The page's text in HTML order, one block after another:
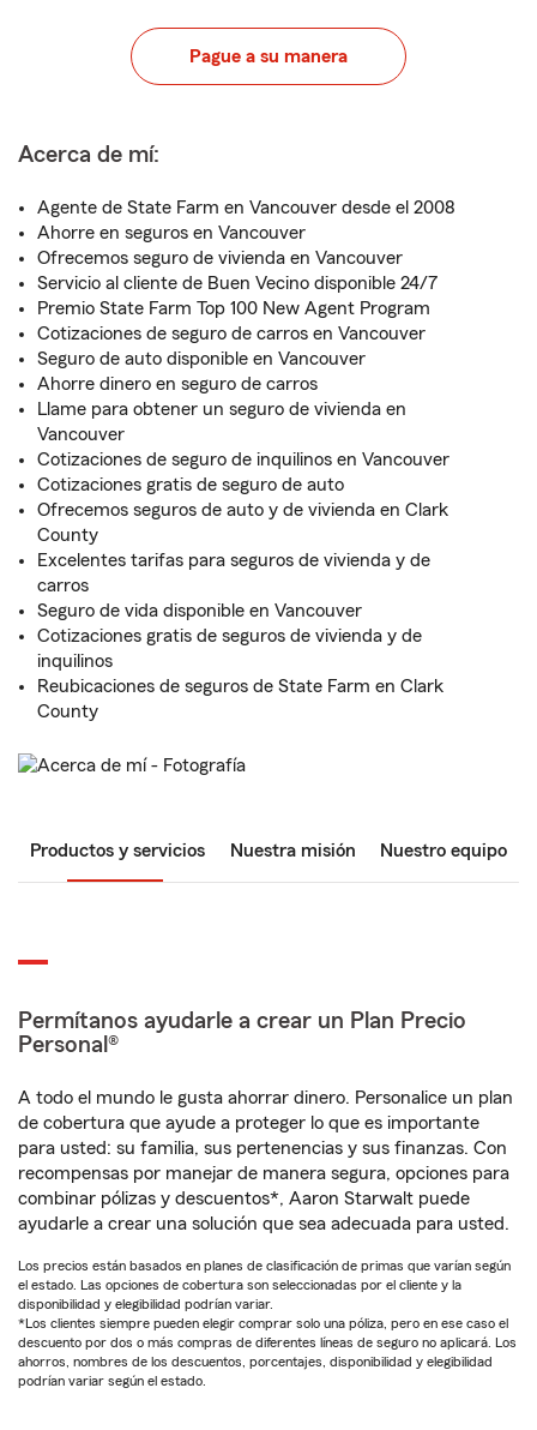
Pague a su manera
Acerca de mí:
Agente de State Farm en Vancouver desde el 2008
Ahorre en seguros en Vancouver
Ofrecemos seguro de vivienda en Vancouver
Servicio al cliente de Buen Vecino disponible 24/7
Premio State Farm Top 100 New Agent Program
Cotizaciones de seguro de carros en Vancouver
Seguro de auto disponible en Vancouver
Ahorre dinero en seguro de carros
Llame para obtener un seguro de vivienda en
Vancouver
Cotizaciones de seguro de inquilinos en Vancouver
Cotizaciones gratis de seguro de auto
Ofrecemos seguros de auto y de vivienda en Clark
County
Excelentes tarifas para seguros de vivienda y de
carros
Seguro de vida disponible en Vancouver
Cotizaciones gratis de seguros de vivienda y de
inquilinos
Reubicaciones de seguros de State Farm en Clark
County
Productos y servicios Nuestra misión Nuestro equipo
Permítanos ayudarle a crear un Plan Precio
Personal®
A todo el mundo le gusta ahorrar dinero. Personalice un plan
de cobertura que ayude a proteger lo que es importante
para usted: su familia, sus pertenencias y sus finanzas. Con
recompensas por manejar de manera segura, opciones para
combinar pólizas y descuentos*, Aaron Starwalt puede
ayudarle a crear una solución que sea adecuada para usted.
Los precios están basados en planes de clasificación de primas que varían según
el estado. Las opciones de cobertura son seleccionadas por el cliente y la
disponibilidad y elegibilidad podrían variar.
*Los clientes siempre pueden elegir comprar solo una póliza, pero en ese caso el
descuento por dos o más compras de diferentes líneas de seguro no aplicará. Los
ahorros, nombres de los descuentos, porcentajes, disponibilidad y elegibilidad
podrían variar según el estado.